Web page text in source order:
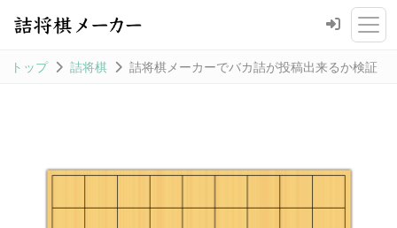
トップ 詰将棋 詰将棋メーカーでバカ詰が投稿出来るか検証